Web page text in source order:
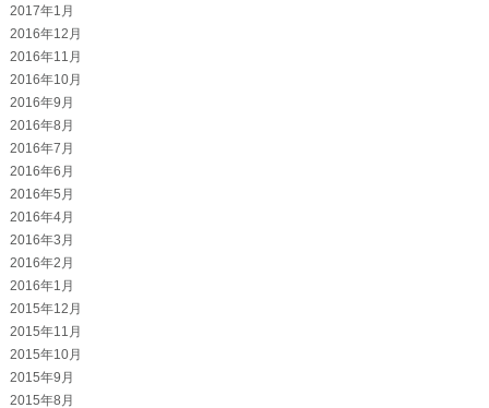
2017年1月
2016年12月
2016年11月
2016年10月
2016年9月
2016年8月
2016年7月
2016年6月
2016年5月
2016年4月
2016年3月
2016年2月
2016年1月
2015年12月
2015年11月
2015年10月
2015年9月
2015年8月